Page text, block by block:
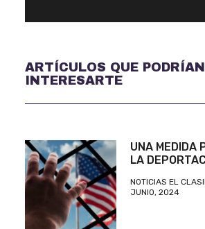
ARTÍCULOS QUE PODRÍAN
INTERESARTE
UNA MEDIDA
LA
NOTICIAS EL
JUNIO, 2024